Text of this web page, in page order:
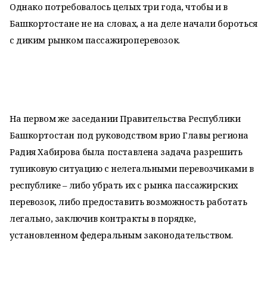
Однако потребовалось целых три года, чтобы и в
Башкортостане не на словах, а на деле начали бороться
с диким рынком пассажироперевозок.
На первом же заседании Правительства Республики
Башкортостан под руководством врио Главы региона
Радия Хабирова была поставлена задача разрешить
тупиковую ситуацию с нелегальными перевозчиками в
республике – либо убрать их с рынка пассажирских
перевозок, либо предоставить возможность работать
легально, заключив контракты в порядке,
установленном федеральным законодательством.